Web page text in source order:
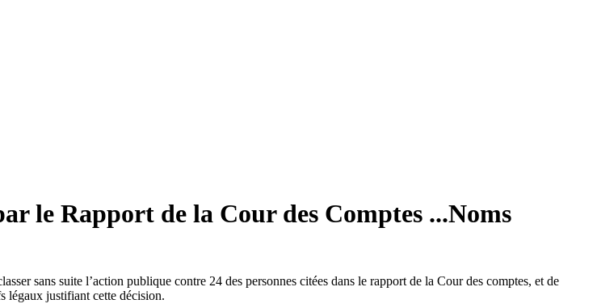
le Rapport de la Cour des Comptes ...Noms
sans suite l’action publique contre 24 des personnes citées dans le rapport de la Cour des comptes, et de
légaux justifiant cette décision.